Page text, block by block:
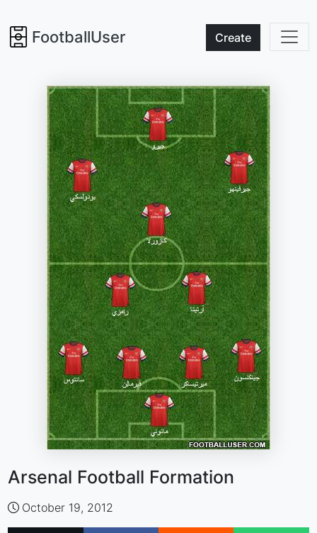
FootballUser Create
Arsenal Football Formation
October 19, 2012